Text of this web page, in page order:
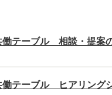
働テーブル 相談・提案
働テーブル ヒアリング